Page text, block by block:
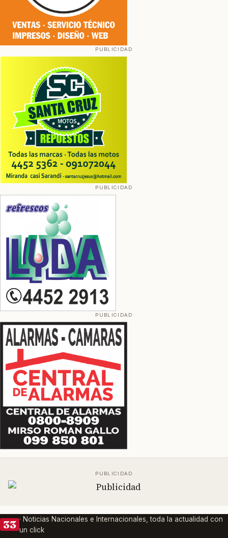
33 · Noticias Nacionales e Internacionales, toda la actualidad con
un click